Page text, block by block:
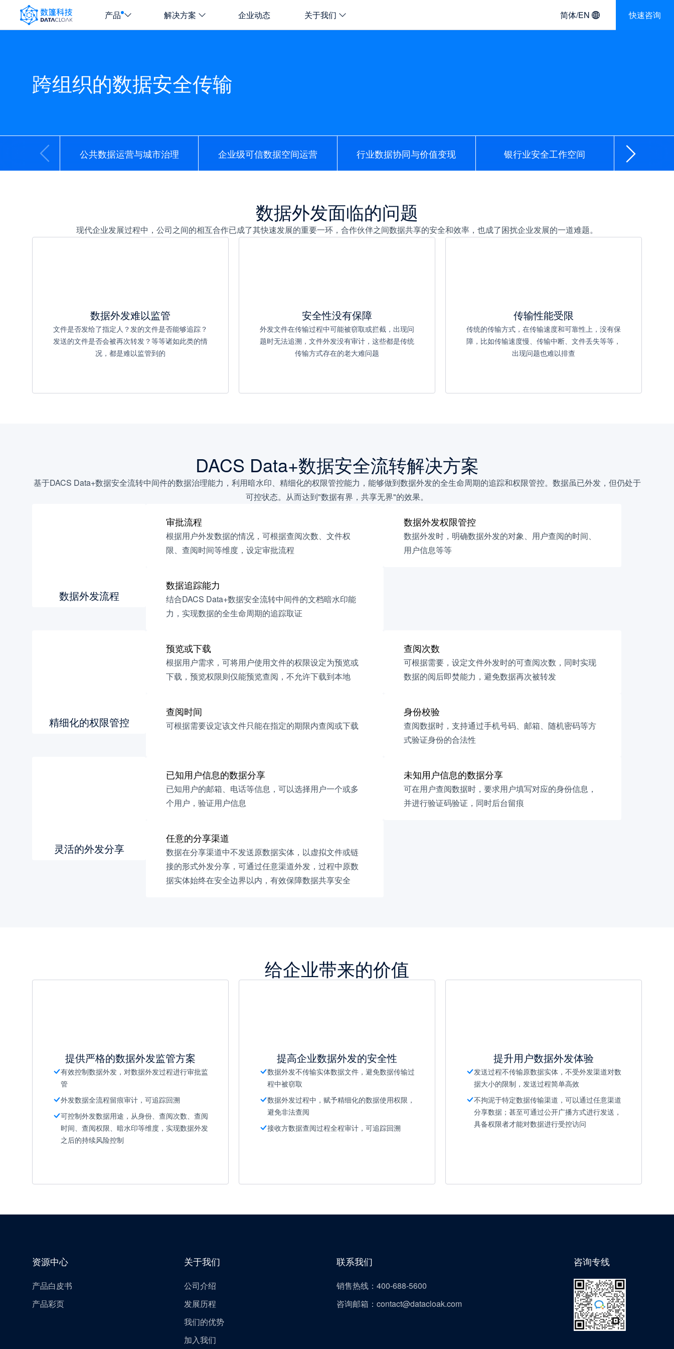
DATACLOAK
LOGO
产品 解决方案 企业动态 关于我们 简体/EN 快速咨询
跨组织的数据安全传输
公共数据运营与城市治理 企业级可信数据空间运营 行业数据协同与价值变现 银行业安全工作空间
数据外发面临的问题
现代企业发展过程中，公司之间的相互合作已成了其快速发展的重要一环，合作伙伴之间数据共享的安全和效率，也成了困扰企业发展的一道难题。
数据外发难以监管
文件是否发给了指定人？发的文件是否能够追踪？
发送的文件是否会被再次转发？等等诸如此类的情
况，都是难以监管到的
安全性没有保障
外发文件在传输过程中可能被窃取或拦截，出现问
题时无法追溯，文件外发没有审计，这些都是传统
传输方式存在的老大难问题
传输性能受限
传统的传输方式，在传输速度和可靠性上，没有保
障，比如传输速度慢、传输中断、文件丢失等等，
出现问题也难以排查
DACS Data+数据安全流转解决方案
基于DACS Data+数据安全流转中间件的数据治理能力，利用暗水印、精细化的权限管控能力，能够做到数据外发的全生命周期的追踪和权限管控。数据虽已外发，但仍处于
可控状态。从而达到"数据有界，共享无界"的效果。
数据外发流程
审批流程
根据用户外发数据的情况，可根据查阅次数、文件权
限、查阅时间等维度，设定审批流程
数据外发权限管控
数据外发时，明确数据外发的对象、用户查阅的时间、
用户信息等等
数据追踪能力
结合DACS Data+数据安全流转中间件的文档暗水印能
力，实现数据的全生命周期的追踪取证
精细化的权限管控
预览或下载
根据用户需求，可将用户使用文件的权限设定为预览或
下载，预览权限则仅能预览查阅，不允许下载到本地
查阅次数
可根据需要，设定文件外发时的可查阅次数，同时实现
数据的阅后即焚能力，避免数据再次被转发
查阅时间
可根据需要设定该文件只能在指定的期限内查阅或下载
身份校验
查阅数据时，支持通过手机号码、邮箱、随机密码等方
式验证身份的合法性
灵活的外发分享
已知用户信息的数据分享
已知用户的邮箱、电话等信息，可以选择用户一个或多
个用户，验证用户信息
未知用户信息的数据分享
可在用户查阅数据时，要求用户填写对应的身份信息，
并进行验证码验证，同时后台留痕
任意的分享渠道
数据在分享渠道中不发送原数据实体，以虚拟文件或链
接的形式外发分享，可通过任意渠道外发，过程中原数
据实体始终在安全边界以内，有效保障数据共享安全
给企业带来的价值
提供严格的数据外发监管方案
有效控制数据外发，对数据外发过程进行审批监
管
外发数据全流程留痕审计，可追踪回溯
可控制外发数据用途，从身份、查阅次数、查阅
时间、查阅权限、暗水印等维度，实现数据外发
之后的持续风险控制
提高企业数据外发的安全性
数据外发不传输实体数据文件，避免数据传输过
程中被窃取
数据外发过程中，赋予精细化的数据使用权限，
避免非法查阅
接收方数据查阅过程全程审计，可追踪回溯
提升用户数据外发体验
发送过程不传输原数据实体，不受外发渠道对数
据大小的限制，发送过程简单高效
不拘泥于特定数据传输渠道，可以通过任意渠道
分享数据；甚至可通过公开广播方式进行发送，
具备权限者才能对数据进行受控访问
资源中心
产品白皮书
产品彩页
关于我们
公司介绍
发展历程
我们的优势
加入我们
联系我们
销售热线：400-688-5600
咨询邮箱：contact@datacloak.com
咨询专线